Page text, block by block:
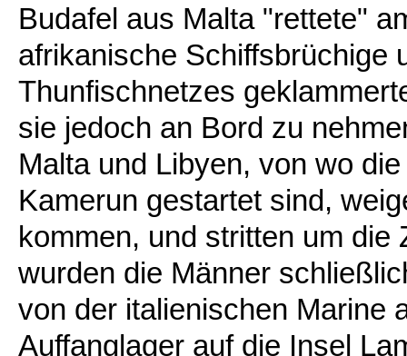
Budafel aus Malta "rettete"
afrikanische Schiffsbrüchige
Thunfischnetzes
sie jedoch an Bord zu
Malta und Libyen, von wo
Kamerun gestartet sind,
kommen, und stritten um die
wurden die Männer
von der italienischen Marine
Auffanglager auf die Insel